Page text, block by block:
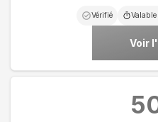
Vérifié
Voir